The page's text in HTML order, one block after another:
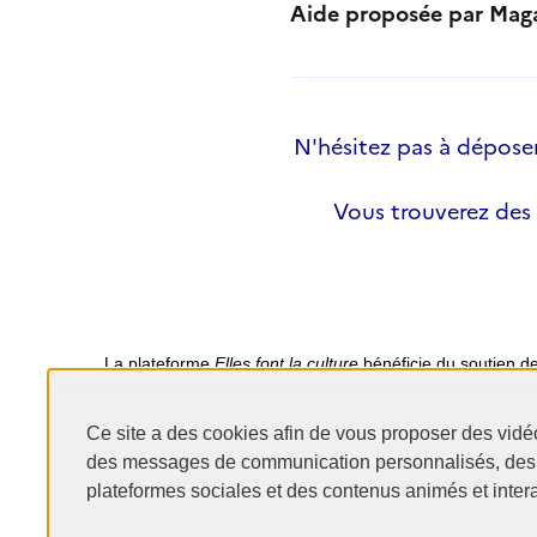
Aide proposée par
N'hésitez pas à
Vous trouverez
La plateformeElles font la culturebénéficie du soutien
Ce site a des cookies afin de vous proposer des
des messages de communication personnalisés,
plateformes sociales et des contenus animés et